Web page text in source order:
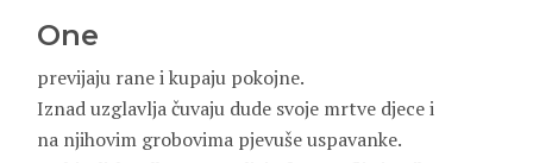
One
previjaju rane i kupaju pokojne.
Iznad uzglavlja čuvaju dude svoje mrtve djece i
na njihovim grobovima pjevuše uspavanke.